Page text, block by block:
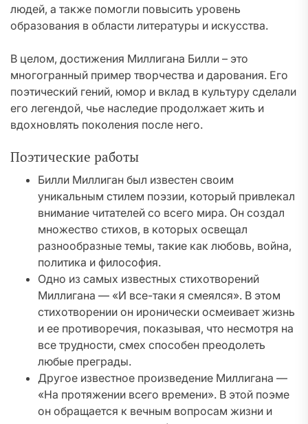
людей, а также помогли повысить уровень
образования в области литературы и искусства.
В целом, достижения Миллигана Билли – это
многогранный пример творчества и дарования. Его
поэтический гений, юмор и вклад в культуру сделали
его легендой, чье наследие продолжает жить и
вдохновлять поколения после него.
Поэтические работы
Билли Миллиган был известен своим
уникальным стилем поэзии, который привлекал
внимание читателей со всего мира. Он создал
множество стихов, в которых освещал
разнообразные темы, такие как любовь, война,
политика и философия.
Одно из самых известных стихотворений
Миллигана — «И все-таки я смеялся». В этом
стихотворении он иронически осмеивает жизнь
и ее противоречия, показывая, что несмотря на
все трудности, смех способен преодолеть
любые преграды.
Другое известное произведение Миллигана —
«На протяжении всего времени». В этой поэме
он обращается к вечным вопросам жизни и